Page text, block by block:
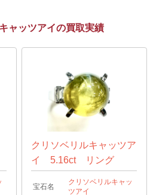
ャッツアイの買取実績
クリソベリルキャッツア
イ 5.16ct リング
宝石名
クリソベリルキャッ
ツアイ